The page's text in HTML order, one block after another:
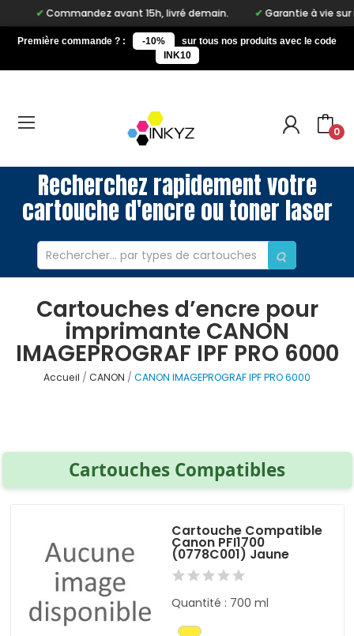
Commandez avant 15h, livré demain. Garantie à vie sur notre
Première commande ? : -10%
sur tous nos produits avec le code
INK10
0
Recherchez rapidement votre
cartouche d'encre ou toner laser
Cartouches d’encre pour
imprimante CANON
IMAGEPROGRAF IPF PRO 6000
Accueil CANON CANON IMAGEPROGRAF IPF PRO 6000
Cartouches Compatibles
Cartouche Compatible
Canon PFI1700
(0778C001) Jaune
Quantité : 700 ml